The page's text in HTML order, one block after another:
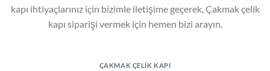
kapı ihtiyaçlarınız için bizimle iletişime geçerek, Çakmak çelik
kapı siparişi vermek için hemen bizi arayın.
ÇAKMAK ÇELIK KAPI